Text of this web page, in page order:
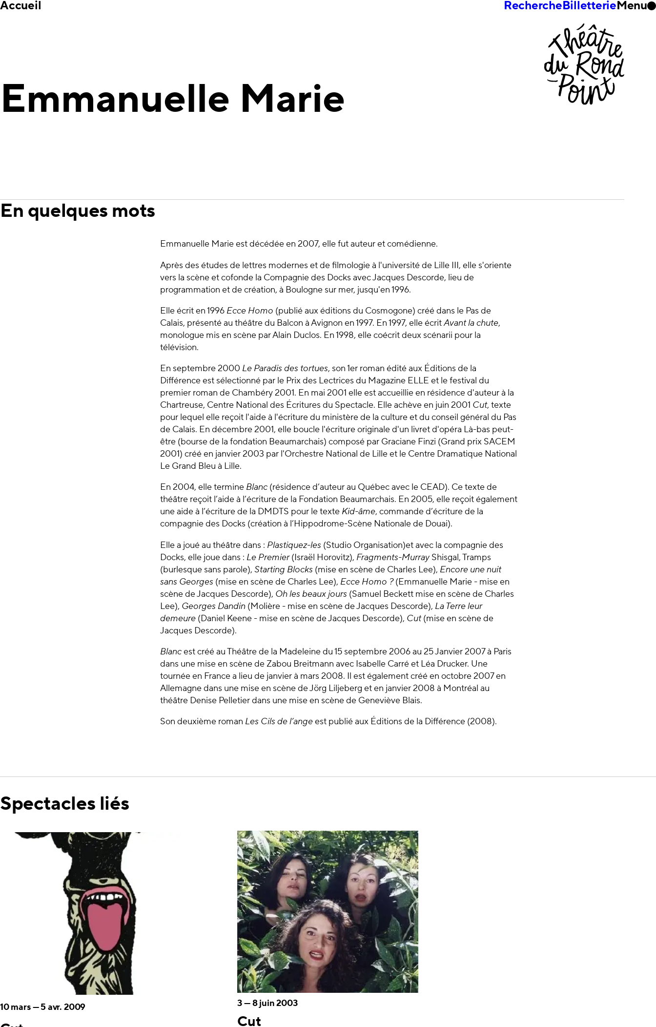
Accueil RechercheBilletterieMenu
Emmanuelle Marie
En quelques mots
Emmanuelle Marie est décédée en 2007, elle fut auteur et comédienne.
Après des études de lettres modernes et de filmologie à l'université de Lille III, elle s'oriente
vers la scène et cofonde la Compagnie des Docks avec Jacques Descorde, lieu de
programmation et de création, à Boulogne sur mer, jusqu'en 1996.
Elle écrit en 1996 Ecce Homo (publié aux éditions du Cosmogone) créé dans le Pas de
Calais, présenté au théâtre du Balcon à Avignon en 1997. En 1997, elle écritAvant la chute,
monologue mis en scène par Alain Duclos. En 1998, elle coécrit deux scénarii pour la
télévision.
En septembre 2000 Le Paradis des tortues, son 1er roman édité aux Éditions de la
Différence est sélectionné par le Prix des Lectrices du Magazine ELLE et le festival du
premier roman de Chambéry 2001. En mai 2001 elle est accueillie en résidence d'auteur à la
Chartreuse, Centre National des Écritures du Spectacle. Elle achève en juin 2001 Cut, texte
pour lequel elle reçoit l'aide à l'écriture du ministère de la culture et du conseil général du Pas
de Calais. En décembre 2001, elle boucle l'écriture originale d'un livret d'opéra Là-bas peut-
être (bourse de la fondation Beaumarchais) composé par Graciane Finzi (Grand prix SACEM
2001) créé en janvier 2003 par l'Orchestre National de Lille et le Centre Dramatique National
Le Grand Bleu à Lille.
En 2004, elle termine Blanc(résidence d’auteur au Québec avec le CEAD). Ce texte de
théâtre reçoit l’aide à l’écriture de la Fondation Beaumarchais. En 2005, elle reçoit également
une aide à l’écriture de la DMDTS pour le texte Kid-âme, commande d’écriture de la
compagnie des Docks (création à l’Hippodrome-Scène Nationale de Douai).
Elle a joué au théâtre dans : Plastiquez-les(Studio Organisation)et avec la compagnie des
Docks, elle joue dans : Le Premier(Israël Horovitz), Fragments-MurrayShisgal, Tramps
(burlesque sans parole), Starting Blocks(mise en scène de Charles Lee), Encore une nuit
sans Georges(mise en scène de Charles Lee), Ecce Homo ?(Emmanuelle Marie - mise en
scène de Jacques Descorde), Oh les beaux jours(Samuel Beckett mise en scène de Charles
Lee), Georges Dandin(Molière - mise en scène de Jacques Descorde), La Terre leur
demeure(Daniel Keene - mise en scène de Jacques Descorde), Cut(mise en scène de
Jacques Descorde).
Blancest créé au Théâtre de la Madeleine du 15 septembre 2006 au 25 Janvier 2007 à Paris
dans une mise en scène de Zabou Breitmann avec Isabelle Carré et Léa Drucker. Une
tournée en France a lieu de janvier à mars 2008. Il est également créé en octobre 2007 en
Allemagne dans une mise en scène de Jörg Liljeberg et en janvier 2008 à Montréal au
théâtre Denise Pelletier dans une mise en scène de Geneviève Blais.
Son deuxième roman Les Cils de l’angeest publié aux Éditions de la Différence (2008).
Spectacles liés
10 mars—5 avr. 2009
Cut
3—8 juin 2003